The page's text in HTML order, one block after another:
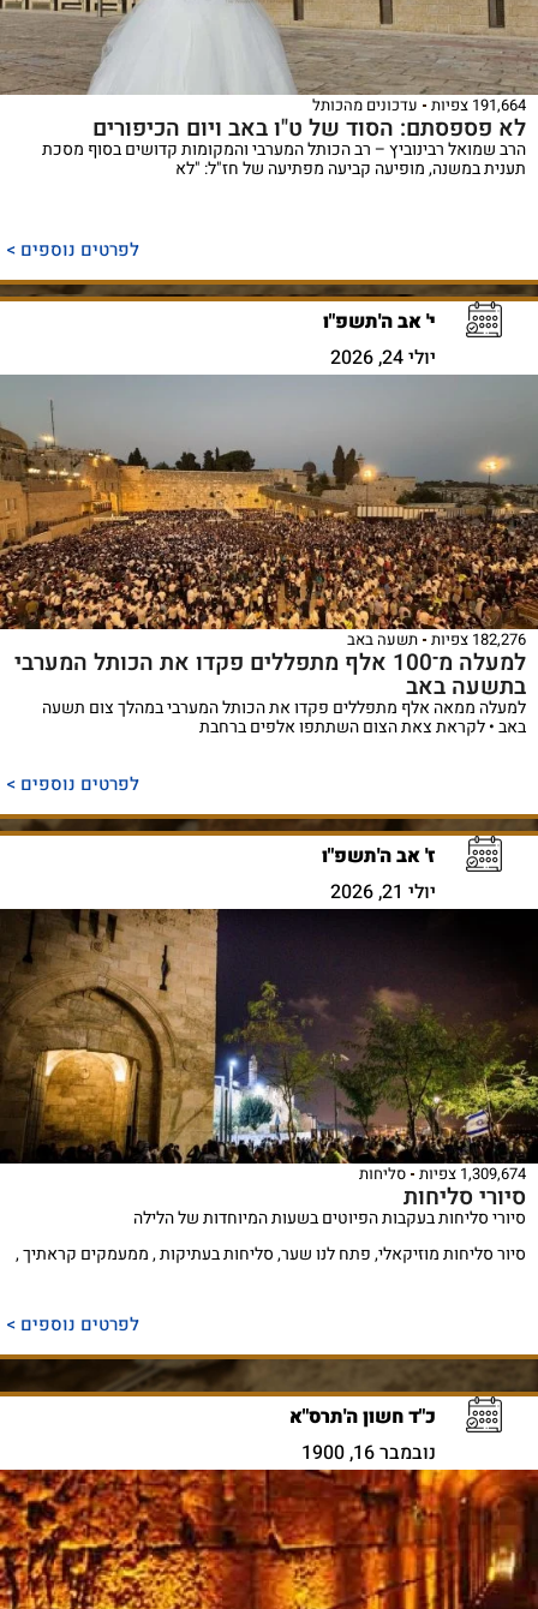
191,664 צפיות עדכונים מהכותל
לא פספסתם: הסוד של ט"ו באב ויום הכיפורים
הרב שמואל רבינוביץ – רב הכותל המערבי והמקומות קדושים בסוף מסכת
תענית במשנה, מופיעה קביעה מפתיעה של חז"ל: "לא
לפרטים נוספים >
י' אב ה'תשפ"ו
יולי 24, 2026
182,276 צפיות תשעה באב
למעלה מ־100 אלף מתפללים פקדו את הכותל המערבי
בתשעה באב
למעלה ממאה אלף מתפללים פקדו את הכותל המערבי במהלך צום תשעה
באב • לקראת צאת הצום השתתפו אלפים ברחבת
לפרטים נוספים >
ז' אב ה'תשפ"ו
יולי 21, 2026
1,309,674 צפיות סליחות
סיורי סליחות
סיורי סליחות בעקבות הפיוטים בשעות המיוחדות של הלילה
סיור סליחות מוזיקאלי, פתח לנו שער, סליחות בעתיקות , ממעמקים קראתיך ,
לפרטים נוספים >
כ"ד חשון ה'תרס"א
נובמבר 16, 1900